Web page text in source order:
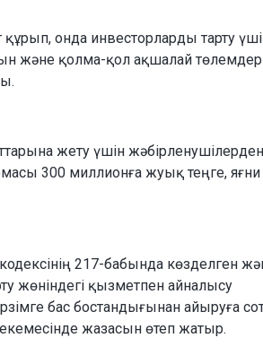
онда инвесторларды тарту
және қолма-қол ақшалай төлемдер
жету үшін жәбірленушілерден
300 миллионға жуық теңге, яғни
217-бабында көзделген
жөніндегі қызметпен айналысу
бас бостандығынан айыруға
жазасын өтеп жатыр.